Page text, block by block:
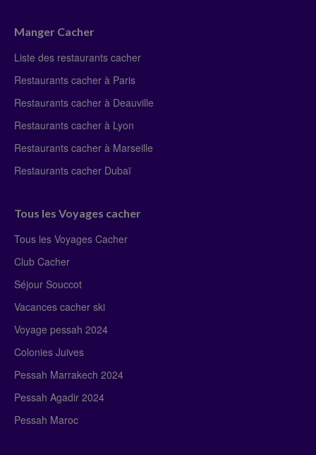
Manger Cacher
Liste des restaurants cacher
Restaurants cacher à Paris
Restaurants cacher à Deauville
Restaurants cacher à Lyon
Restaurants cacher à Marseille
Restaurants cacher Dubaï
Tous les Voyages cacher
Tous les Voyages Cacher
Club Cacher
Séjour Souccot
Vacances cacher ski
Voyage pessah 2024
Colonies Juives
Pessah Marrakech 2024
Pessah Agadir 2024
Pessah Maroc